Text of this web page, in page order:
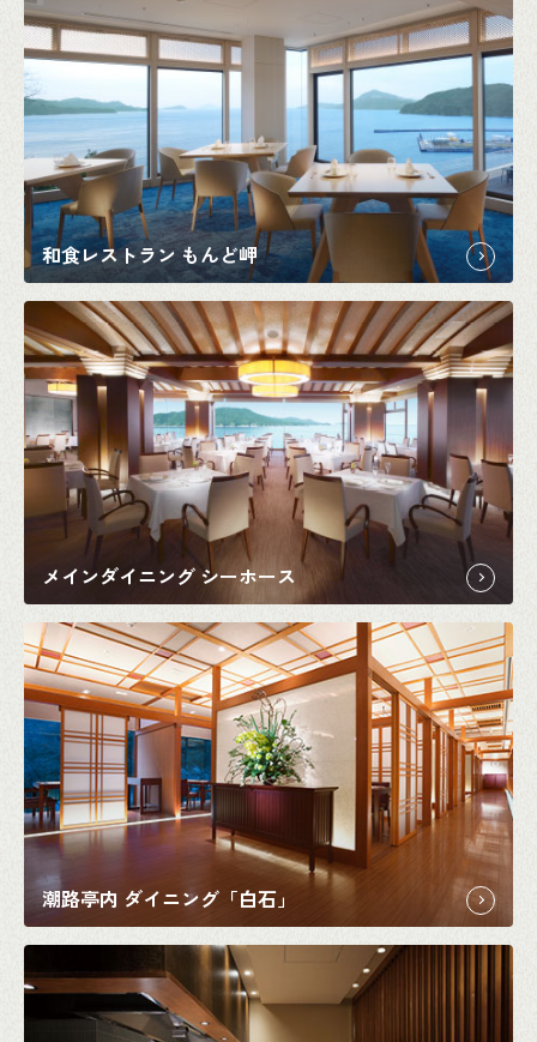
和食レストラン もんど岬
メインダイニング シーホース
潮路亭内 ダイニング「白石」